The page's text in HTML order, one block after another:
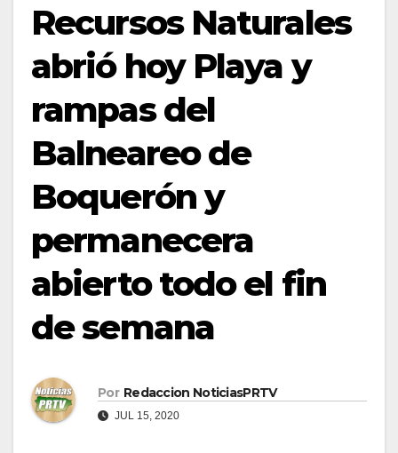
Recursos Naturales
abrió hoy Playa y
rampas del
Balneareo de
Boquerón y
permanecera
abierto todo el fin
de semana
Por Redaccion NoticiasPRTV
JUL 15, 2020